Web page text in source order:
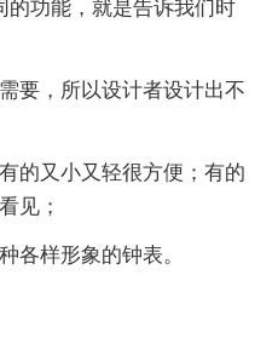
的功能，就是告诉我们时
要，所以设计者设计出不
的又小又轻很方便；有的
见；
各样形象的钟表。